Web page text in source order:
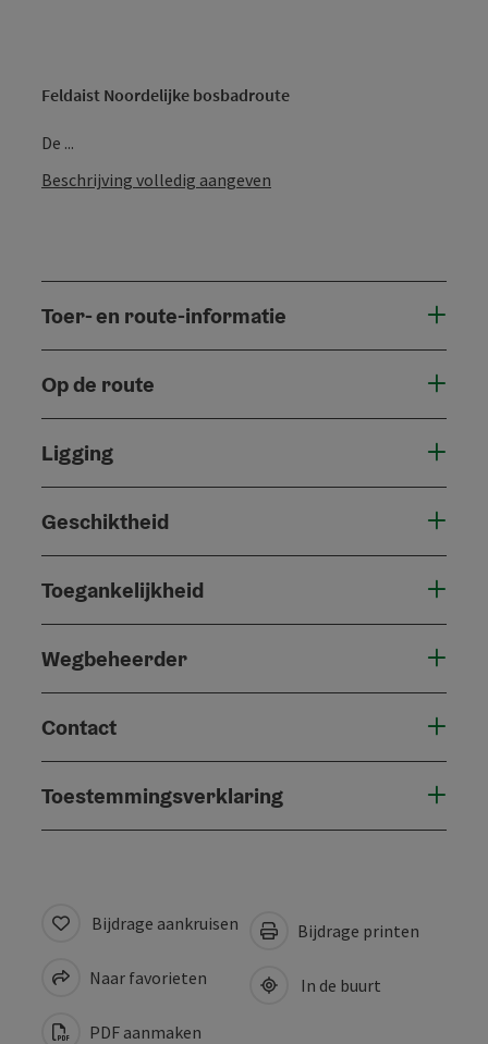
Feldaist Noordelijke bosbadroute
De ...
Beschrijving volledig aangeven
Toer- en route-informatie
Op de route
Ligging
Geschiktheid
Toegankelijkheid
Wegbeheerder
Contact
Toestemmingsverklaring
Bijdrage aankruisen
Naar favorieten
PDF aanmaken
Bijdrage printen
In de buurt